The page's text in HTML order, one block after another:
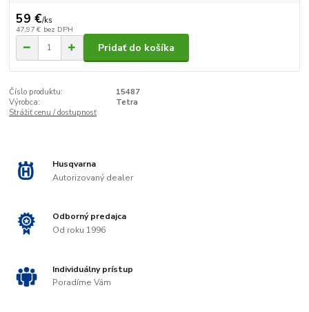
59 €/ks
47,97 € bez DPH
Pridať do košíka
Číslo produktu:
15487
Výrobca:
Tetra
Strážiť cenu / dostupnosť
Husqvarna
Autorizovaný dealer
Odborný predajca
Od roku 1996
Individuálny prístup
Poradíme Vám